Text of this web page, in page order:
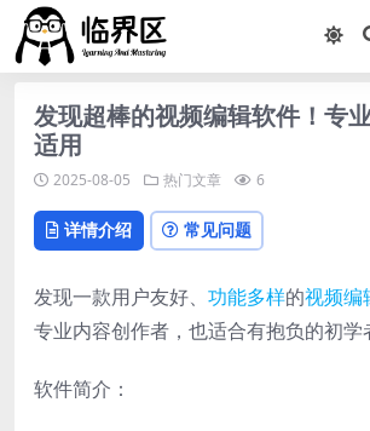
发现超棒的视频编辑软件！专
适用
2025-08-05 热门文章 6
详情介绍 常见问题
发现一款用户友好、 功能多样的视频编
专业内容创作者，也适合有抱负的初学
软件简介：